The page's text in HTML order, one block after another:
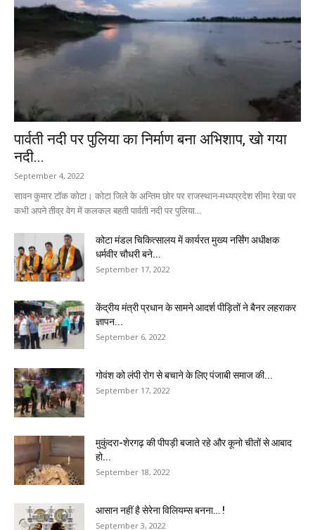
पार्वती नदी पर पुलिया का निर्माण बना अभिशाप, खो गया
नदी...
September 4, 2022
सावन कुमार टॉक कोटा। कोटा जिले के अन्तिम छोर पर राजस्थान-मध्यप्रदेश सीमा रेखा पर
कभी अपने तीव्र वेग में कलकल बहती पार्वती नदी पर पुलिया...
कोटा मंडल चिकित्सालय में कार्यरत मुख्य नर्सिंग अधीक्षक
धर्मवीर चौधरी बने...
September 17, 2022
केंद्रीय मंत्री प्रधान के सामने आदर्श पीड़ितों ने बैनर लहराकर
ज्ञापन...
September 6, 2022
गोवंश को लंपी रोग से बचाने के लिए पंजाबी समाज की...
September 17, 2022
मुकुंदरा-शेरगढ़ की पीपड़ी बजाते रहे और कूनो चीतों से आबाद
हो...
September 18, 2022
आसान नहीं है सेरेना विलियम्स बनना… !
September 3, 2022